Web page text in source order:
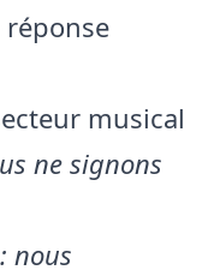
musical
ne signons
nous